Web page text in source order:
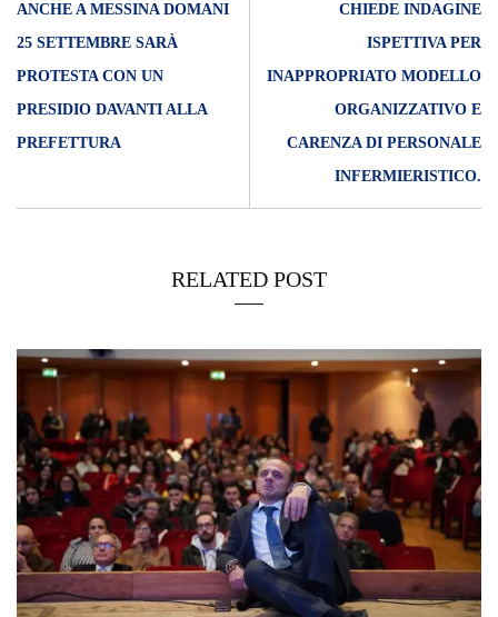
ANCHE A MESSINA DOMANI
25 SETTEMBRE SARÀ
PROTESTA CON UN
PRESIDIO DAVANTI ALLA
PREFETTURA
CHIEDE INDAGINE
ISPETTIVA PER
INAPPROPRIATO MODELLO
ORGANIZZATIVO E
CARENZA DI PERSONALE
INFERMIERISTICO.
RELATED POST